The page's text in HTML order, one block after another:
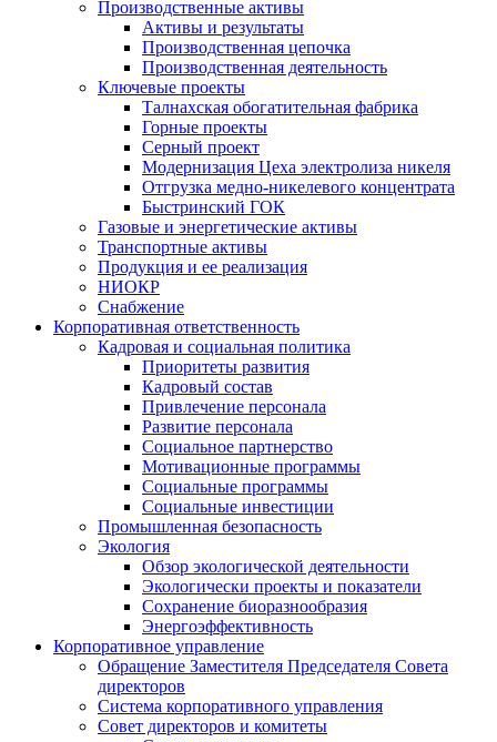
Производственные активы
Активы и результаты
Производственная цепочка
Производственная деятельность
Ключевые проекты
Талнахская обогатительная фабрика
Горные проекты
Серный проект
Модернизация Цеха электролиза никеля
Отгрузка медно-никелевого концентрата
Быстринский ГОК
Газовые и энергетические активы
Транспортные активы
Продукция и ее реализация
НИОКР
Снабжение
Корпоративная ответственность
Кадровая и социальная политика
Приоритеты развития
Кадровый состав
Привлечение персонала
Развитие персонала
Социальное партнерство
Мотивационные программы
Социальные программы
Социальные инвестиции
Промышленная безопасность
Экология
Обзор экологической деятельности
Экологически проекты и показатели
Сохранение биоразнообразия
Энергоэффективность
Корпоративное управление
Обращение Заместителя Председателя Совета
директоров
Система корпоративного управления
Совет директоров и комитеты